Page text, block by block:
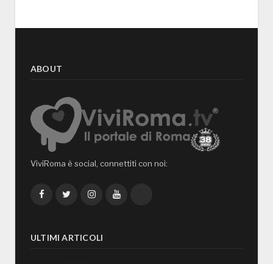
ABOUT
ViviRoma è social, connettiti con noi:
FacebookTwitterInstagramYouTube
ULTIMI ARTICOLI